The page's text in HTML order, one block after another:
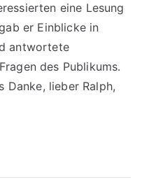
eine Lesung
er Einblicke in
antwortete
des Publikums.
Danke, lieber Ralph,